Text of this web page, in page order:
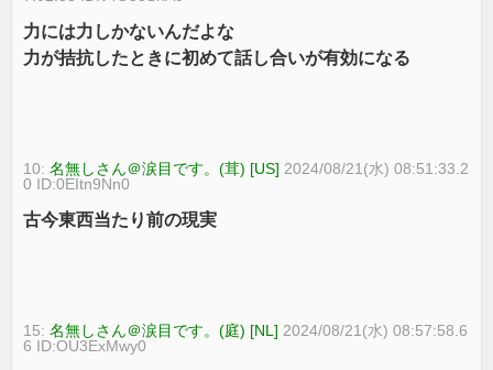
力には力しかないんだよな
力が拮抗したときに初めて話し合いが有効になる
10:名無しさん＠涙目です。(茸) [US] 2024/08/21(水) 08:51:33.2
0 ID:0EItn9Nn0
古今東西当たり前の現実
15:名無しさん＠涙目です。(庭) [NL] 2024/08/21(水) 08:57:58.6
6 ID:OU3ExMwy0